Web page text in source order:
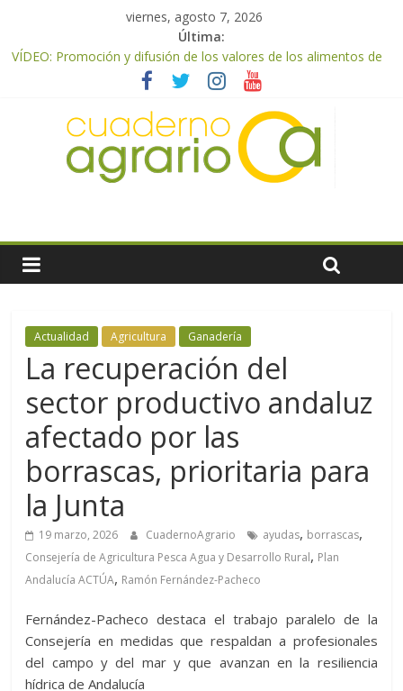
viernes, agosto 7, 2026
Última:
VÍDEO: Promoción y difusión de los valores de los alimentos de
origen cooperativo en escuelas de hostelería
UPA Granada advierte de una vendimia marcada por el
desplome de la demanda, que obligará a muchos viticultores a
dejar la uva en el campo
El Ministerio de Agricultura, Pesca y Alimentación impulsa un
nuevo protocolo de certificación del ibérico para reforzar la
meteorológicas y la incertidumbre en los precios
El Ministerio de Agricultura, Pesca y Alimentación autoriza el
Actualidad Agricultura Ganadería
La recuperación del
sector productivo andaluz
afectado por las
borrascas, prioritaria para
la Junta
19 marzo, 2026 CuadernoAgrario ayudas, borrascas,
Consejería de Agricultura Pesca Agua y Desarrollo Rural, Plan
Andalucía ACTÚA, Ramón Fernández-Pacheco
Fernández-Pacheco destaca el trabajo paralelo de la
Consejería en medidas que respaldan a profesionales
del campo y del mar y que avanzan en la resiliencia
hídrica de Andalucía